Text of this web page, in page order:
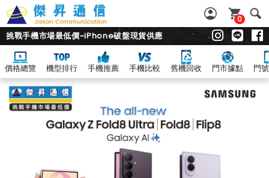
0
挑戰手機市場最低價~iPhone破盤現貨供應
價格總覽 機型排行 手機推薦 手機比較 舊機回收 門市據點 門